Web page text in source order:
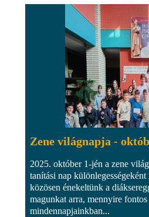
Zene világnapja -
2025. október 1-jén a zene
tanítási nap
közösen énekeltünk a
magunkat arra, mennyire fontos
mindennapjainkban...